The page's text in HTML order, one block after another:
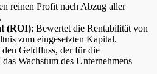
reinen Profit nach Abzug aller
(ROI): Bewertet die Rentabilität von
zum eingesetzten Kapital.
Geldfluss, der für die
Wachstum des Unternehmens